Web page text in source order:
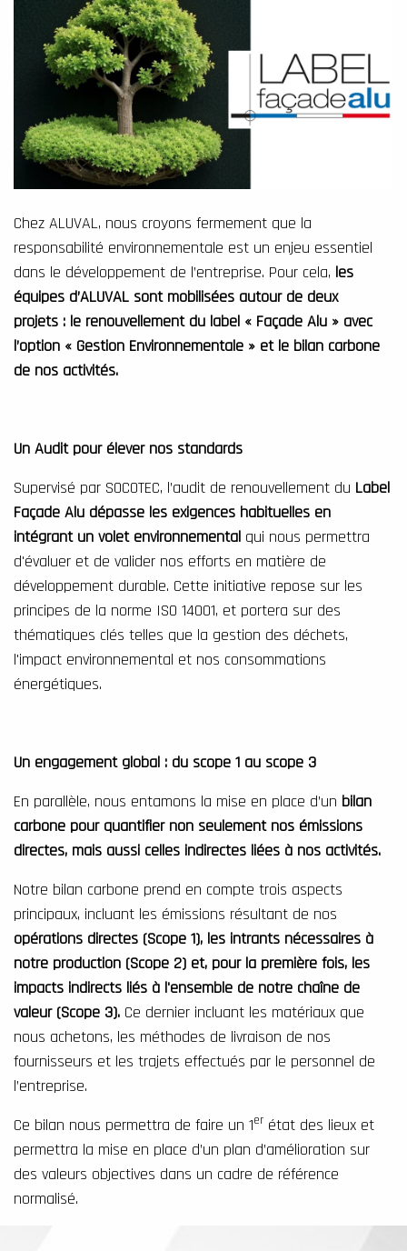
Chez ALUVAL, nous croyons fermement que la
responsabilité environnementale est un enjeu essentiel
dans le développement de l’entreprise. Pour cela, les
équipes d’ALUVAL sont mobilisées autour de deux
projets : le renouvellement du label « Façade Alu » avec
l’option « Gestion Environnementale » et le bilan carbone
de nos activités.
Un Audit pour élever nos standards
Supervisé par SOCOTEC, l’audit de renouvellement du Label
Façade Alu dépasse les exigences habituelles en
intégrant un volet environnemental qui nous permettra
d'évaluer et de valider nos efforts en matière de
développement durable. Cette initiative repose sur les
principes de la norme ISO 14001, et portera sur des
thématiques clés telles que la gestion des déchets,
l'impact environnemental et nos consommations
énergétiques.
Un engagement global : du scope 1 au scope 3
En parallèle, nous entamons la mise en place d’un bilan
carbone pour quantifier non seulement nos émissions
directes, mais aussi celles indirectes liées à nos activités.
Notre bilan carbone prend en compte trois aspects
principaux, incluant les émissions résultant de nos
opérations directes (Scope 1), les intrants nécessaires à
notre production (Scope 2) et, pour la première fois, les
impacts indirects liés à l'ensemble de notre chaîne de
valeur (Scope 3). Ce dernier incluant les matériaux que
nous achetons, les méthodes de livraison de nos
fournisseurs et les trajets effectués par le personnel de
l’entreprise.
Ce bilan nous permettra de faire un 1er état des lieux et
permettra la mise en place d’un plan d’amélioration sur
des valeurs objectives dans un cadre de référence
normalisé.